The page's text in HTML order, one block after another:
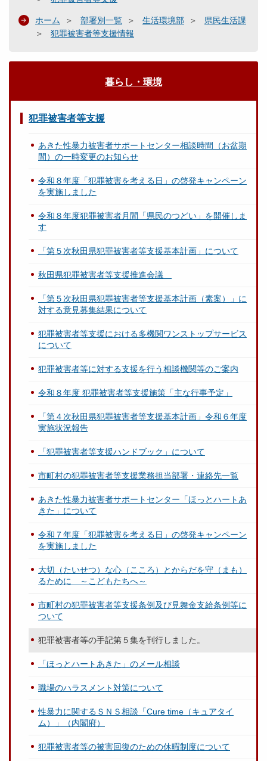
ホーム 部署別一覧 生活環境部
県民生活課
犯罪被害者等支援情報
暮らし・環境
犯罪被害者等支援
あきた性暴力被害者サポートセンター相談時間（お盆期
間）の一時変更のお知らせ
令和８年度「犯罪被害を考える日」の啓発キャンペーン
を実施しました
令和８年度犯罪被害者月間「県民のつどい」を開催しま
す
「第５次秋田県犯罪被害者等支援基本計画」について
秋田県犯罪被害者等支援推進会議
「第５次秋田県犯罪被害者等支援基本計画（素案）」に
対する意見募集結果について
犯罪被害者等支援における多機関ワンストップサービス
について
犯罪被害者等に対する支援を行う相談機関等のご案内
令和８年度 犯罪被害者等支援施策「主な行事予定」
「第４次秋田県犯罪被害者等支援基本計画」令和６年度
実施状況報告
「犯罪被害者等支援ハンドブック」について
市町村の犯罪被害者等支援業務担当部署・連絡先一覧
あきた性暴力被害者サポートセンター「ほっとハートあ
きた」について
令和７年度「犯罪被害を考える日」の啓発キャンペーン
を実施しました
大切（たいせつ）な心（こころ）とからだを守（まも）
るために ～こどもたちへ～
市町村の犯罪被害者等支援条例及び見舞金支給条例等に
ついて
犯罪被害者等の手記第５集を刊行しました。
「ほっとハートあきた」のメール相談
職場のハラスメント対策について
性暴力に関するＳＮＳ相談「Cure time（キュアタイ
ム）」（内閣府）
犯罪被害者等の被害回復のための休暇制度について